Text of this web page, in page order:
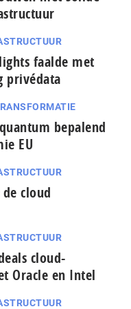
faalde met
privédata
bepalend
EU
cloud
cloud-
Oracle en Intel